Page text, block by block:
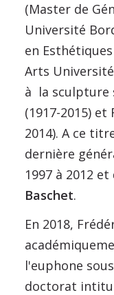
(Master de
Université
en
Arts
à la sculpture
(1917-2015) et
2014). A ce
dernière
1997 à 2012
Baschet.
En 2018,
l'euphone
doctorat